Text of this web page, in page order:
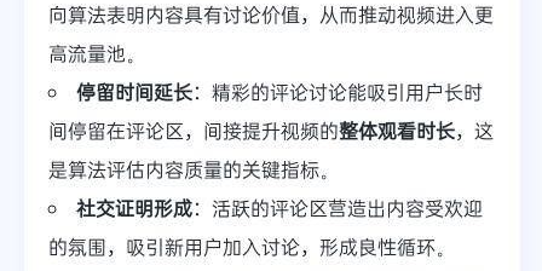
向算法表明内容具有讨论价值，从而推动视频进入更
高流量池。
停留时间延长：精彩的评论讨论能吸引用户长时
间停留在评论区，间接提升视频的整体观看时长，这
是算法评估内容质量的关键指标。
社交证明形成：活跃的评论区营造出内容受欢迎
的氛围，吸引新用户加入讨论，形成良性循环。